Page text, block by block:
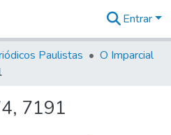
na
Entrar
Paulistas
O Imparcial
7191